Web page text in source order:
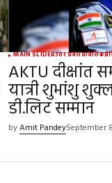
MAIN SLIDERउत्तर प्रदेशप्रादेशिक
AKTU दीक्षांत
यात्री शुभांशु
डी.लिट सम्मान
byAmit PandeySeptember